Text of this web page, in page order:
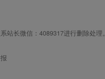
长微信：4089317进行删除处理。